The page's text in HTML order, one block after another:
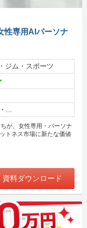
性専用AIパーソナ
ジム・スポーツ
...
が、女性専用・パーソナ
トネス市場に新たな価値
資料ダウンロード